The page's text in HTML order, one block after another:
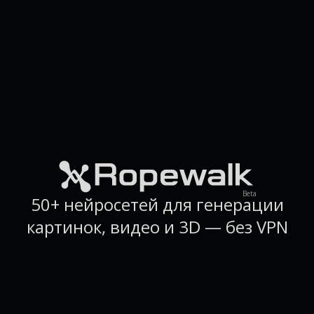
Beta
50+ нейросетей для генерации
картинок, видео и 3D — без VPN